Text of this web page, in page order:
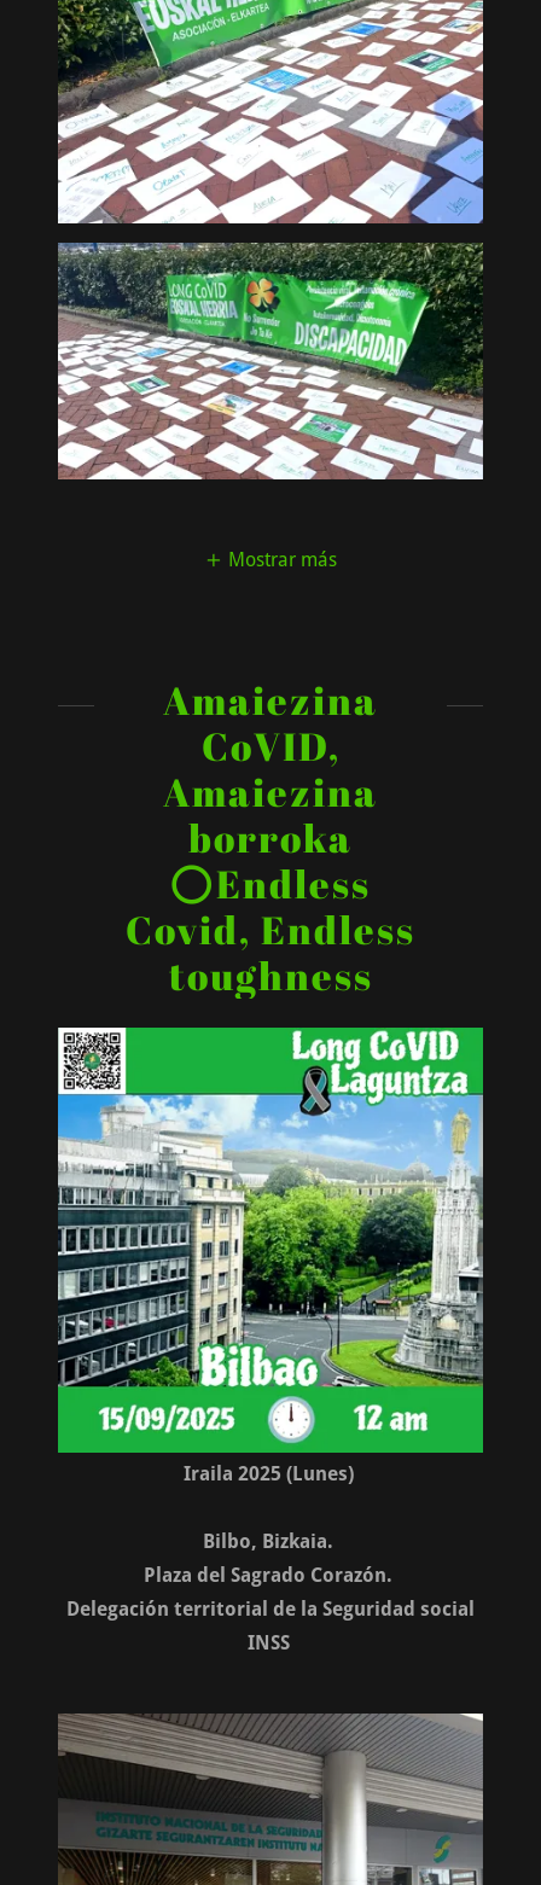
Mostrar más
Amaiezina
CoVID,
Amaiezina
borroka
⭕Endless
Covid, Endless
toughness
Iraila 2025 (Lunes)
Bilbo, Bizkaia.
Plaza del Sagrado Corazón.
Delegación territorial de la Seguridad social
INSS